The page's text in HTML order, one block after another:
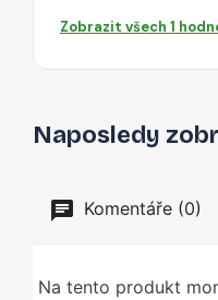
Zobrazit všech 1
Naposledy
Komentáře (0)
Na tento produkt